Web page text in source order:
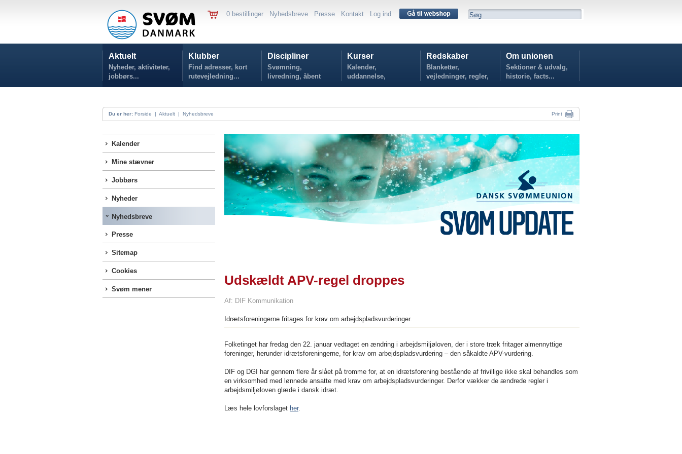
0 bestillinger Nyhedsbreve Presse Kontakt Log ind
Aktuelt
Nyheder, aktiviteter,
jobbørs...
Klubber
Find adresser, kort
rutevejledning...
Discipliner
Svømning,
livredning, åbent
vand...
Kurser
Kalender,
uddannelse,
tilmelding...
Redskaber
Blanketter,
vejledninger, regler,
politikker...
Om unionen
Sektioner & udvalg,
historie, facts...
Du er her: Forside | Aktuelt | Nyhedsbreve Print
Kalender
Mine stævner
Jobbørs
Nyheder
Nyhedsbreve
Presse
Sitemap
Cookies
Svøm mener
Udskældt APV-regel droppes
Af: DIF Kommunikation
Idrætsforeningerne fritages for krav om arbejdspladsvurderinger.
Folketinget har fredag den 22. januar vedtaget en ændring i arbejdsmiljøloven, der i store træk fritager almennyttige
foreninger, herunder idrætsforeningerne, for krav om arbejdspladsvurdering – den såkaldte APV-vurdering.
DIF og DGI har gennem flere år slået på tromme for, at en idrætsforening bestående af frivillige ikke skal behandles som
en virksomhed med lønnede ansatte med krav om arbejdspladsvurderinger. Derfor vækker de ændrede regler i
arbejdsmiljøloven glæde i dansk idræt.
Læs hele lovforslaget her.